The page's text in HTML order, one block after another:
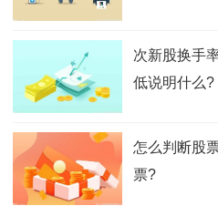
次新股换手
低说明什么?
怎么判断股
票?